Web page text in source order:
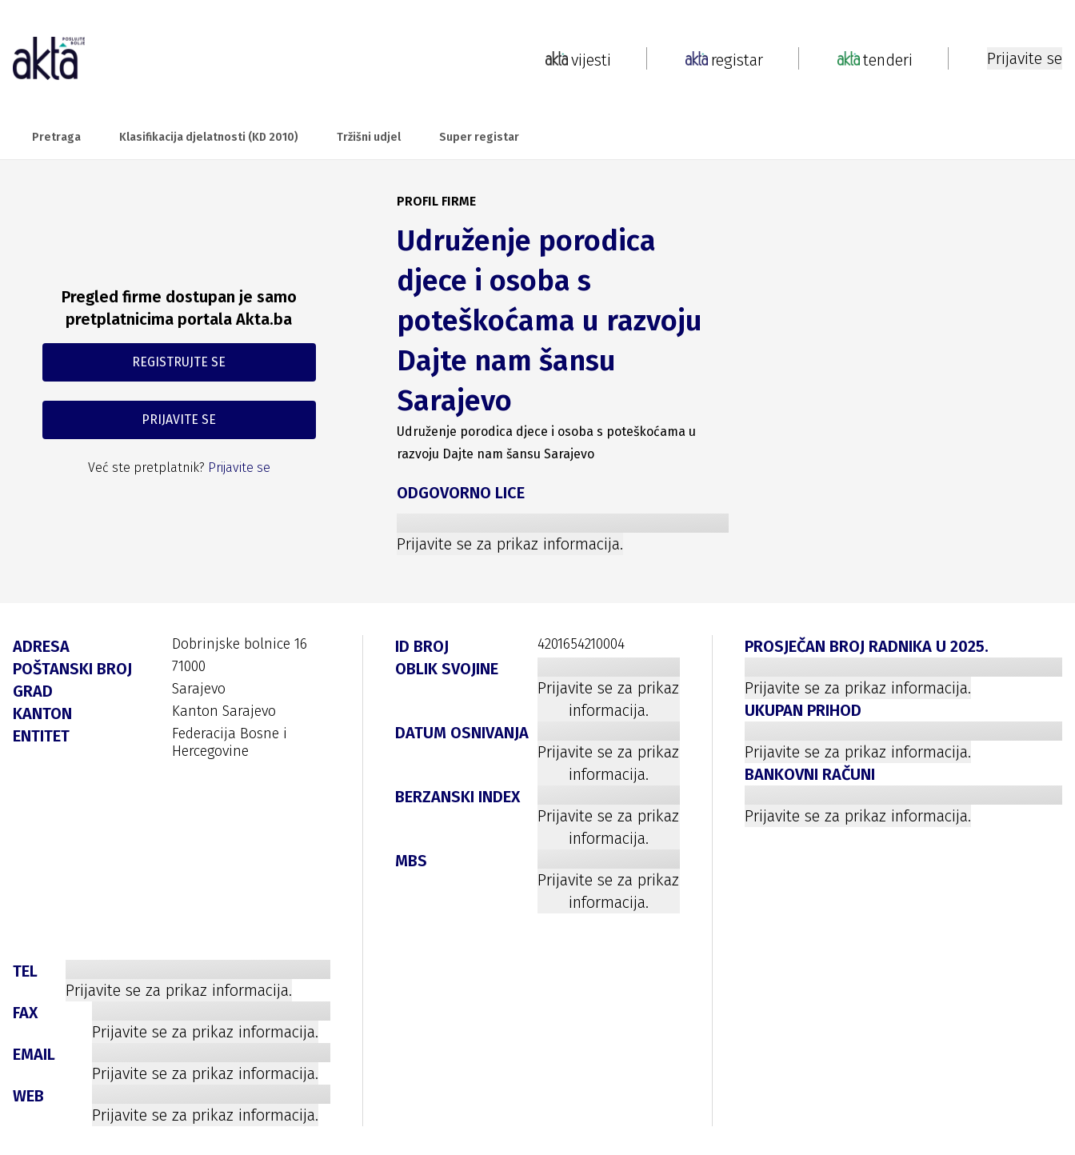
vijesti registar tenderi Prijavite se
Pretraga Klasifikacija djelatnosti (KD 2010) Tržišni udjel Super registar
Pregled firme dostupan je samo
pretplatnicima portala Akta.ba
REGISTRUJTE SE
PRIJAVITE SE
Već ste pretplatnik? Prijavite se
PROFIL FIRME
Udruženje porodica
djece i osoba s
poteškoćama u razvoju
Dajte nam šansu
Sarajevo
Udruženje porodica djece i osoba s poteškoćama u
razvoju Dajte nam šansu Sarajevo
ODGOVORNO LICE
Prijavite se za prikaz informacija.
ADRESA Dobrinjske bolnice 16
POŠTANSKI BROJ 71000
GRAD Sarajevo
KANTON Kanton Sarajevo
ENTITET
Federacija Bosne i
Hercegovine
TEL
Prijavite se za prikaz informacija.
FAX
Prijavite se za prikaz informacija.
EMAIL
Prijavite se za prikaz informacija.
WEB
Prijavite se za prikaz informacija.
ID BROJ 4201654210004
OBLIK SVOJINE
Prijavite se za prikaz
informacija.
DATUM OSNIVANJA
Prijavite se za prikaz
informacija.
BERZANSKI INDEX
Prijavite se za prikaz
informacija.
MBS
Prijavite se za prikaz
informacija.
PROSJEČAN BROJ RADNIKA U 2025.
Prijavite se za prikaz informacija.
UKUPAN PRIHOD
Prijavite se za prikaz informacija.
BANKOVNI RAČUNI
Prijavite se za prikaz informacija.